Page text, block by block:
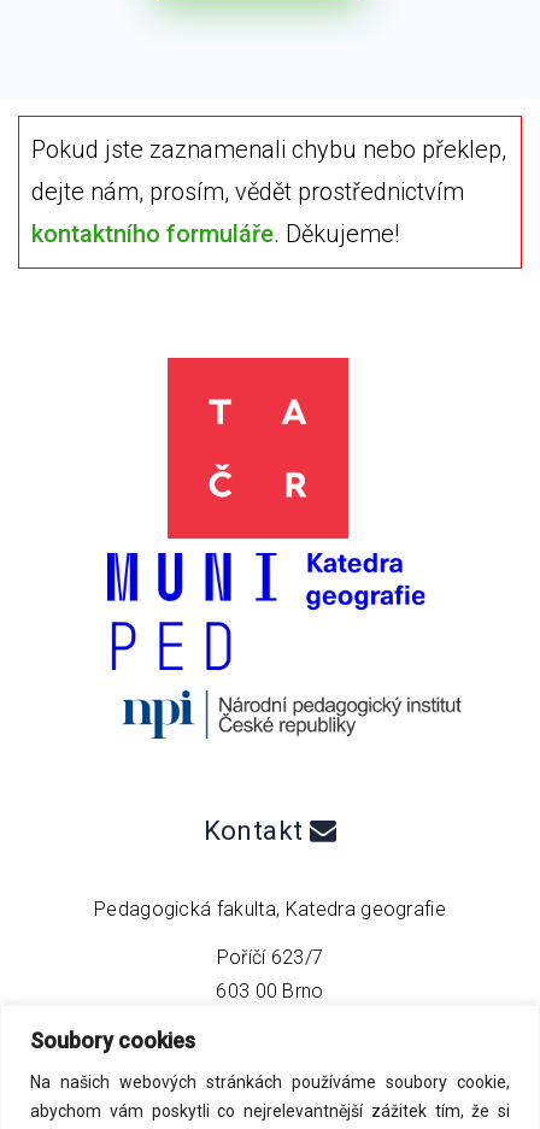
Soubory cookies
Na našich webových stránkách používáme soubory cookie,
abychom vám poskytli co nejrelevantnější zážitek tím, že si
Pokud jste zaznamenali chybu nebo překlep,
dejte nám, prosím, vědět prostřednictvím
kontaktního formuláře. Děkujeme!
Kontakt
Pedagogická fakulta, Katedra geografie
Poříčí 623/7
603 00 Brno
telefon:
email:info@geo4tea.com